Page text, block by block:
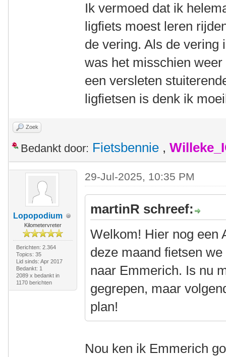
Ik vermoed dat ik
ligfiets moest leren
de vering. Als de vering
was het misschien
een versleten
ligfietsen is denk ik
Zoek
Bedankt door: Fietsbennie ,
Lopopodium
Kilometervreter
Berichten: 2.364
Topics: 35
Lid sinds: Apr 2017
Bedankt: 1
2089 x bedankt in
1170 berichten
29-Jul-2025, 10:35 PM
martinR schreef:
Welkom! Hier nog een
deze maand fietsen
naar Emmerich. Is nu
gegrepen, maar
plan!
Nou ken ik Emmerich